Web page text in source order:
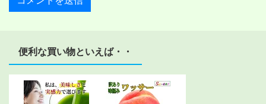
便利な買い物といえば・・